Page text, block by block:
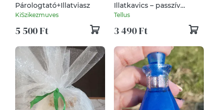
Párologtató+Illatviasz
KiSzikezmuves
5 500 Ft
Illatkavics – passzív
diffúzor
Tellus
3 490 Ft